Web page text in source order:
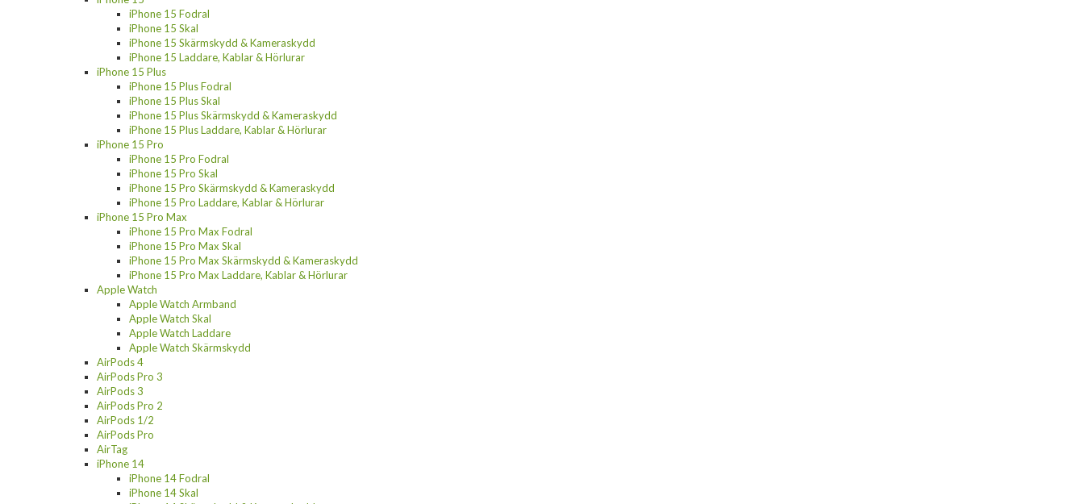
iPhone 15 Fodral
iPhone 15 Skal
iPhone 15 Skärmskydd & Kameraskydd
iPhone 15 Laddare, Kablar & Hörlurar
iPhone 15 Plus
iPhone 15 Plus Fodral
iPhone 15 Plus Skal
iPhone 15 Plus Skärmskydd & Kameraskydd
iPhone 15 Plus Laddare, Kablar & Hörlurar
iPhone 15 Pro
iPhone 15 Pro Fodral
iPhone 15 Pro Skal
iPhone 15 Pro Skärmskydd & Kameraskydd
iPhone 15 Pro Laddare, Kablar & Hörlurar
iPhone 15 Pro Max
iPhone 15 Pro Max Fodral
iPhone 15 Pro Max Skal
iPhone 15 Pro Max Skärmskydd & Kameraskydd
iPhone 15 Pro Max Laddare, Kablar & Hörlurar
Apple Watch
Apple Watch Armband
Apple Watch Skal
Apple Watch Laddare
Apple Watch Skärmskydd
AirPods 4
AirPods Pro 3
AirPods 3
AirPods Pro 2
AirPods 1/2
AirPods Pro
AirTag
iPhone 14
iPhone 14 Fodral
iPhone 14 Skal